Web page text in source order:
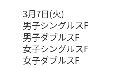
3月7日(火)
男子シングルスF
男子ダブルスF
女子シングルスF
女子ダブルスF